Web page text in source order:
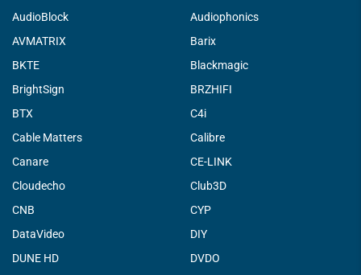
AudioBlock
Audiophonics
AVMATRIX
Barix
BKTE
Blackmagic
BrightSign
BRZHIFI
BTX
C4i
Cable Matters
Calibre
Canare
CE-LINK
Cloudecho
Club3D
CNB
CYP
DataVideo
DIY
DUNE HD
DVDO